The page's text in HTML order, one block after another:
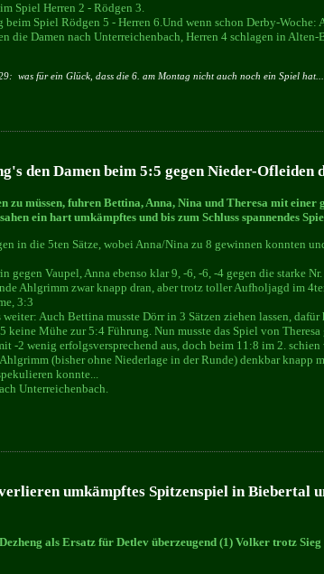
Spiel Herren 2 - Rödgen 3.
beim Spiel Rödgen 5 - Herren 6.Und wenn schon Derby-Woche:
die Damen nach Unterreichenbach, Herren 4 schlagen in
was für ein Glück, dass die 6. am Montag nicht auch noch ein Spiel hat...
den Damen beim 5:5 gegen Nieder-Ofleiden
zu müssen, fuhren Bettina, Anna, Nina und Theresa mit
ein hart umkämpftes und bis zum Schluss spannendes
in die 5ten Sätze, wobei Anna/Nina zu 8 gewinnen konnten
gegen Vaupel, Anna ebenso klar 9, -6, -6, -4 gegen die starke
Ahlgrimm zwar knapp dran, aber trotz toller Aufholjagd im
3:3
Auch Bettina musste Dörr in 3 Sätzen ziehen lassen,
keine Mühe zur 5:4 Führung. Nun musste das Spiel von
-2 wenig erfolgsversprechend aus, doch beim 11:8 im 2.
(bisher ohne Niederlage in der Runde) denkbar knapp
konnte...
Unterreichenbach.
umkämpftes Spitzenspiel in Biebertal
als Ersatz für Detlev überzeugend (1) Volker trotz